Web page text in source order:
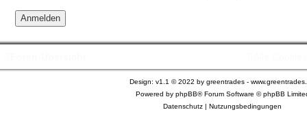
Design: v1.1 © 2022 by greentrades -
Powered by phpBB®Forum Software © phpBB
Datenschutz | Nutzungsbedingungen